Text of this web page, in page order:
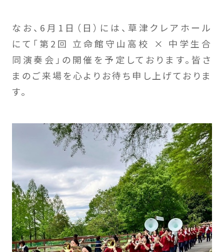
なお、6月1日（日）には、草津クレアホール
にて「第2回 立命館守山高校 × 中学生合
同演奏会」の開催を予定しております。皆さ
まのご来場を心よりお待ち申し上げておりま
す。